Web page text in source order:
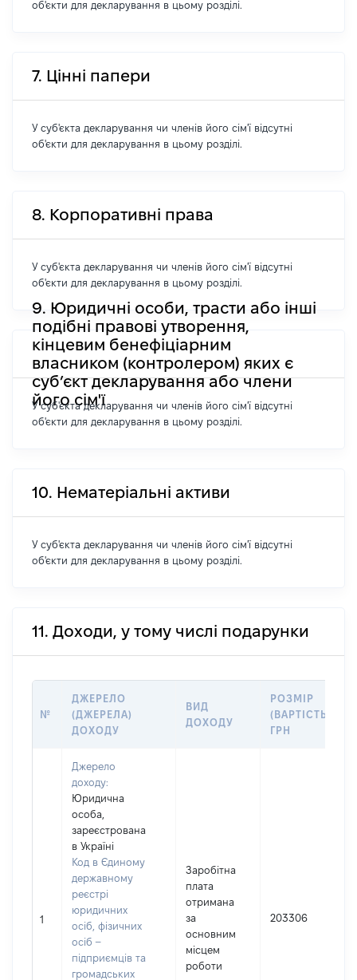
об'єкти для декларування в цьому розділі.
7. Цінні папери
У суб'єкта декларування чи членів його сім'ї відсутні
об'єкти для декларування в цьому розділі.
8. Корпоративні права
У суб'єкта декларування чи членів його сім'ї відсутні
об'єкти для декларування в цьому розділі.
9. Юридичні особи, трасти або інші
подібні правові утворення,
кінцевим бенефіціарним
власником (контролером) яких є
суб’єкт декларування або члени
його сім'ї
У суб'єкта декларування чи членів його сім'ї відсутні
об'єкти для декларування в цьому розділі.
10. Нематеріальні активи
У суб'єкта декларування чи членів його сім'ї відсутні
об'єкти для декларування в цьому розділі.
11. Доходи, у тому числі подарунки
№
ДЖЕРЕЛО
(ДЖЕРЕЛА)
ДОХОДУ
ВИД
ДОХОДУ
РОЗМІР
(ВАРТІСТЬ),
ГРН
1
Джерело
доходу:
Юридична
особа,
зареєстрована
в Україні
Код в Єдиному
державному
реєстрі
юридичних
осіб, фізичних
осіб –
підприємців та
громадських
Заробітна
плата
отримана
за
основним
місцем
роботи
203306